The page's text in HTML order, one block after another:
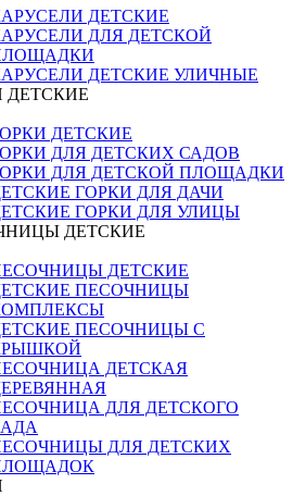
ДЕТСКИЕ
ДЛЯ ДЕТСКОЙ
ДЕТСКИЕ УЛИЧНЫЕ
ДЕТСКИЕ
ДЕТСКИЕ
ДЛЯ ДЕТСКИХ САДОВ
ДЛЯ ДЕТСКОЙ ПЛОЩАДКИ
ГОРКИ ДЛЯ ДАЧИ
ГОРКИ ДЛЯ УЛИЦЫ
ДЕТСКИЕ
ДЕТСКИЕ
ПЕСОЧНИЦЫ
ПЕСОЧНИЦЫ С
ДЕТСКАЯ
ДЛЯ ДЕТСКОГО
ДЛЯ ДЕТСКИХ